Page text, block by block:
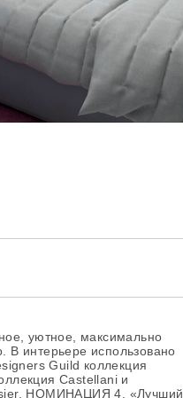
уютное, максимально
В интерьере использовано
Guild коллекция
Castellani и
НОМИНАЦИЯ 4. «Лучший